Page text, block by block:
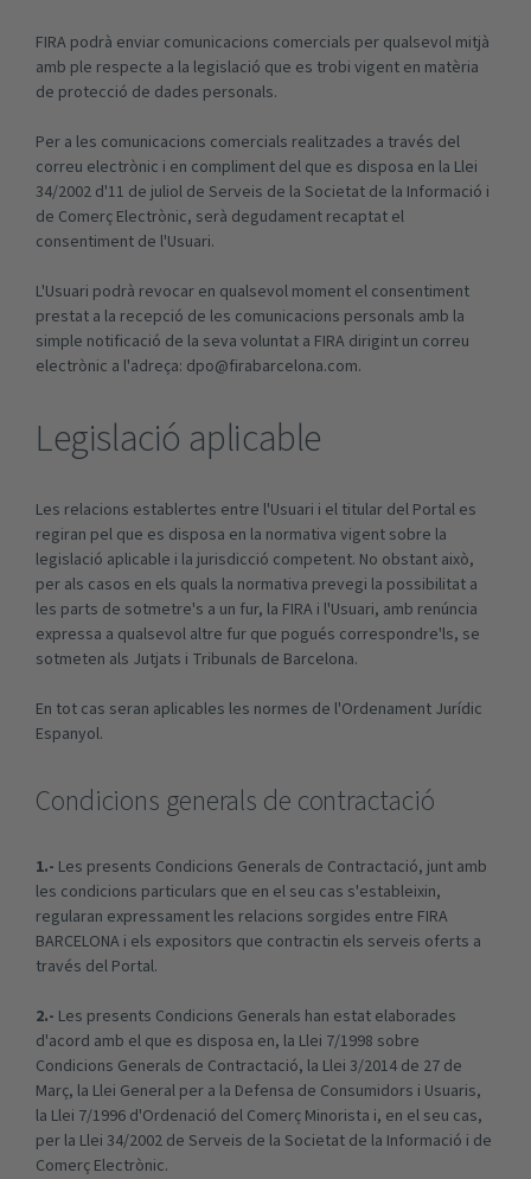
FIRA podrà enviar comunicacions comercials per qualsevol mitjà
amb ple respecte a la legislació que es trobi vigent en matèria
de protecció de dades personals.
Per a les comunicacions comercials realitzades a través del
correu electrònic i en compliment del que es disposa en la Llei
34/2002 d'11 de juliol de Serveis de la Societat de la Informació i
de Comerç Electrònic, serà degudament recaptat el
consentiment de l'Usuari.
L'Usuari podrà revocar en qualsevol moment el consentiment
prestat a la recepció de les comunicacions personals amb la
simple notificació de la seva voluntat a FIRA dirigint un correu
electrònic a l'adreça: dpo@firabarcelona.com.
Legislació aplicable
Les relacions establertes entre l'Usuari i el titular del Portal es
regiran pel que es disposa en la normativa vigent sobre la
legislació aplicable i la jurisdicció competent. No obstant això,
per als casos en els quals la normativa prevegi la possibilitat a
les parts de sotmetre's a un fur, la FIRA i l'Usuari, amb renúncia
expressa a qualsevol altre fur que pogués correspondre'ls, se
sotmeten als Jutjats i Tribunals de Barcelona.
En tot cas seran aplicables les normes de l'Ordenament Jurídic
Espanyol.
Condicions generals de contractació
1.- Les presents Condicions Generals de Contractació, junt amb
les condicions particulars que en el seu cas s'estableixin,
regularan expressament les relacions sorgides entre FIRA
BARCELONA i els expositors que contractin els serveis oferts a
través del Portal.
2.- Les presents Condicions Generals han estat elaborades
d'acord amb el que es disposa en, la Llei 7/1998 sobre
Condicions Generals de Contractació, la Llei 3/2014 de 27 de
Març, la Llei General per a la Defensa de Consumidors i Usuaris,
la Llei 7/1996 d'Ordenació del Comerç Minorista i, en el seu cas,
per la Llei 34/2002 de Serveis de la Societat de la Informació i de
Comerç Electrònic.